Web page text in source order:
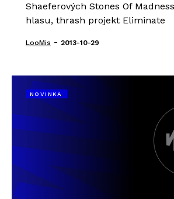
Shaeferových Stones Of
hlasu, thrash projekt Eliminate
LooMis - 2013-10-29
NOVINKA